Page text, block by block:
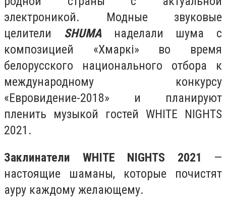
электроникой. Модные звуковые
целители SHUMAнаделали шума с
композицией «Хмаркі» во время
белорусского национального отбора к
международному конкурсу
«Евровидение-2018» и планируют
пленить музыкой гостей WHITE NIGHTS
2021.
Заклинатели WHITE NIGHTS 2021 —
настоящие шаманы, которые почистят
ауру каждому желающему.